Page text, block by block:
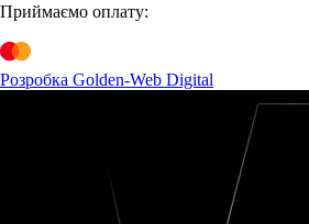
Приймаємо оплату:
Розробка Golden-Web Digital